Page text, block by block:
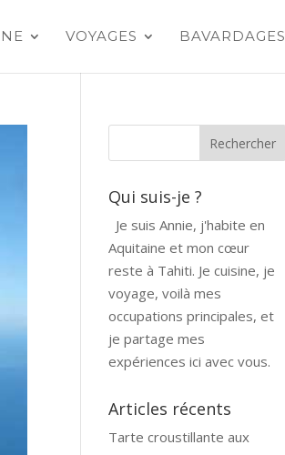
VOYAGES BAVARDAGES
Qui suis-je ?
Je suis Annie, j'habite en
Aquitaine et mon cœur
reste à Tahiti. Je cuisine, je
voyage, voilà mes
occupations principales, et
je partage mes
expériences ici avec vous.
Articles récents
Tarte croustillante aux